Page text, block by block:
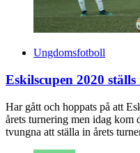
Ungdomsfotboll
Eskilscupen 2020 ställs
Har gått och hoppats på att
årets turnering men idag kom
tvungna att ställa in årets